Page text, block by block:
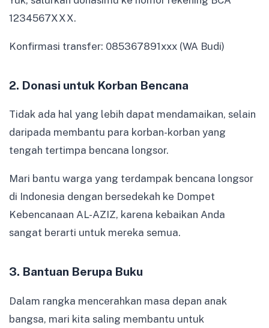
1234567XXX.
Konfirmasi transfer: 085367891xxx (WA Budi)
2. Donasi untuk Korban Bencana
Tidak ada hal yang lebih dapat mendamaikan, selain
daripada membantu para korban-korban yang
tengah tertimpa bencana longsor.
Mari bantu warga yang terdampak bencana longsor
di Indonesia dengan bersedekah ke Dompet
Kebencanaan AL-AZIZ, karena kebaikan Anda
sangat berarti untuk mereka semua.
3. Bantuan Berupa Buku
Dalam rangka mencerahkan masa depan anak
bangsa, mari kita saling membantu untuk